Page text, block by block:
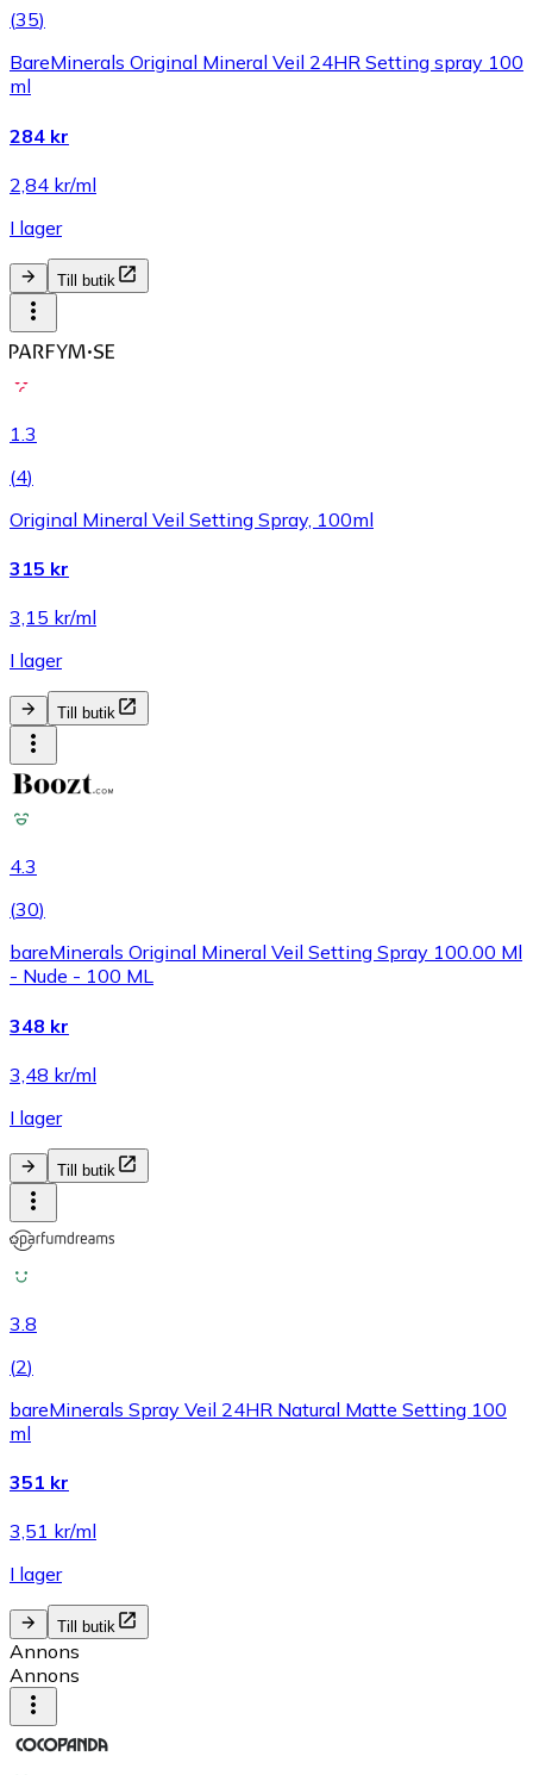
(35)
BareMinerals Original Mineral Veil 24HR Setting spray 100
ml
284 kr
2,84 kr/ml
I lager
Till butik
1.3
(4)
Original Mineral Veil Setting Spray, 100ml
315 kr
3,15 kr/ml
I lager
Till butik
4.3
(30)
bareMinerals Original Mineral Veil Setting Spray 100.00 Ml
- Nude - 100 ML
348 kr
3,48 kr/ml
I lager
Till butik
3.8
(2)
bareMinerals Spray Veil 24HR Natural Matte Setting 100
ml
351 kr
3,51 kr/ml
I lager
Till butik
Annons
Annons